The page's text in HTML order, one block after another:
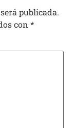
publicada.
con *